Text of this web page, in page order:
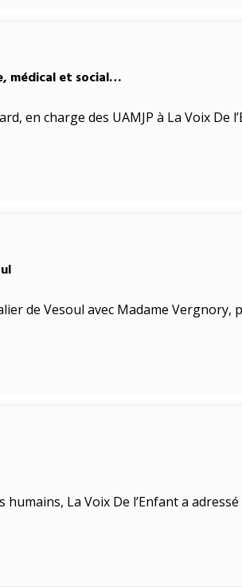
médical et social…
en charge des UAMJP à La Voix De
de Vesoul avec Madame Vergnory,
La Voix De l’Enfant a